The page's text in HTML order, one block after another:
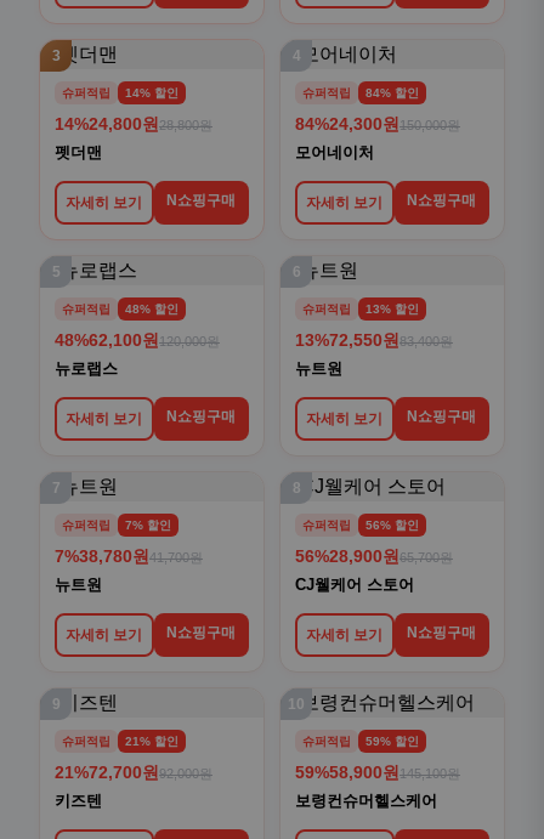
3
슈퍼적립 14% 할인
14%24,800원 28,800원
펫더맨
자세히 보기 N쇼핑구매
4
슈퍼적립 84% 할인
84%24,300원 150,000원
모어네이처
자세히 보기 N쇼핑구매
5
슈퍼적립 48% 할인
48%62,100원 120,000원
뉴로랩스
자세히 보기 N쇼핑구매
6
슈퍼적립 13% 할인
13%72,550원 83,400원
뉴트원
자세히 보기 N쇼핑구매
7
슈퍼적립 7% 할인
7%38,780원 41,700원
뉴트원
자세히 보기 N쇼핑구매
8
슈퍼적립 56% 할인
56%28,900원 65,700원
CJ웰케어 스토어
자세히 보기 N쇼핑구매
9
슈퍼적립 21% 할인
21%72,700원 92,000원
키즈텐
10
슈퍼적립 59% 할인
59%58,900원 145,100원
보령컨슈머헬스케어